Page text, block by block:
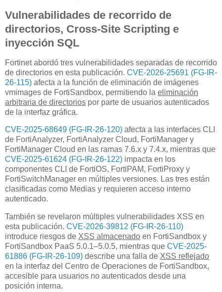
Vulnerabilidades de recorrido de
directorios, Cross-Site Scripting e
inyección SQL
Fortinet abordó tres vulnerabilidades separadas de recorrido
de directorios en esta publicación. CVE-2026-25691 (FG-IR-
26-115) afecta a la función de eliminación de imágenes
vmimages de FortiSandbox, permitiendo la eliminación
arbitraria de directorios por parte de usuarios autenticados
de la interfaz gráfica.
CVE-2025-68649 (FG-IR-26-120) afecta a las interfaces CLI
de FortiAnalyzer, FortiAnalyzer Cloud, FortiManager y
FortiManager Cloud en las ramas 7.6.x y 7.4.x, mientras que
CVE-2025-61624 (FG-IR-26-122) impacta en los
componentes CLI de FortiOS, FortiPAM, FortiProxy y
FortiSwitchManager en múltiples versiones. Las tres están
clasificadas como Medias y requieren acceso interno
autenticado.
También se revelaron múltiples vulnerabilidades XSS en
esta publicación. CVE-2026-39812 (FG-IR-26-110)
introduce riesgos de XSS almacenado en FortiSandbox y
FortiSandbox PaaS 5.0.1–5.0.5, mientras que CVE-2025-
61886 (FG-IR-26-109) describe una falla de XSS reflejado
en la interfaz del Centro de Operaciones de FortiSandbox,
accesible para usuarios no autenticados desde una
posición interna.